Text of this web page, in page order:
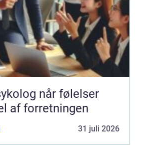
følelser
af forretningen
31 juli 2026